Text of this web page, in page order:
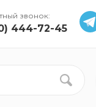
звонок:
444-72-45